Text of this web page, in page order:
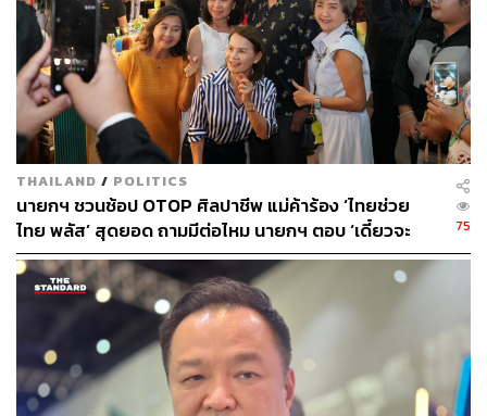
เมื่อถามว่า ในฐานะผู้ปฏิบัติจะหนักใจเพิ่มหรือไม่ อนุทินกล่าว
ว่า เป็นหน้าที่ การทำหน้าที่ไม่มีหนักใจ เพราะถ้าหนักใจก็มา
อยู่ตรงนี้ไม่ได้
ขณะที่ พ.ต.อ. ทวี สอดส่อง รัฐมนตรีว่าการกระทรวงยุติธรรม
กล่าวว่า ปัจจุบันตามประมวลกฎหมาย ยาเสพติดยังไม่มี
กำหนดเกณฑ์การครอบครองยาเสพติด จำนวนเท่าไรจะเข้า
ข่ายการเป็นผู้ค้า ซึ่งในรัฐบาลที่แล้วเคยมีการเสนอให้กำหนด
เกณฑ์ครอบครองเกิน 15 เม็ดเป็นผู้ค้า แต่ไม่มีการแก้ไขอย่าง
ใด ส่วนในครั้งนี้เราใช้หลักวิชาการ โดยมีแพทย์มาร่วม
ประชุมและแสดงความคิดเห็นเกี่ยวกับปริมาณสารเสพติดเมื่อ
เข้าสู่ร่างกายจำนวนเท่าไรจึงจะส่งผลทางจิตเวช โดยเห็นว่าผู้
เสพยาไม่เกิน 10 เม็ดเข้าข่ายผู้ป่วย
พ.ต.อ. ทวี กล่าวว่า ที่ประชุมเห็นพ้องต้องกันในแนวทางนี้ แต่
THAILAND / POLITICS
นายกฯ ชวนช้อป OTOP ศิลปาชีพ แม่ค้าร้อง ‘ไทยช่วย
ไทย พลัส’ สุดยอด ถามมีต่อไหม นายกฯ ตอบ ‘เดี๋ยวจะ
พยายาม’
75